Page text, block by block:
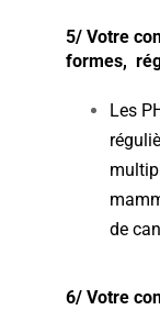
5/ Votre
formes,
Les
de
6/ Votre